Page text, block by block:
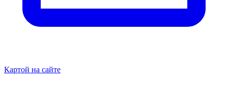
Картой на сайте